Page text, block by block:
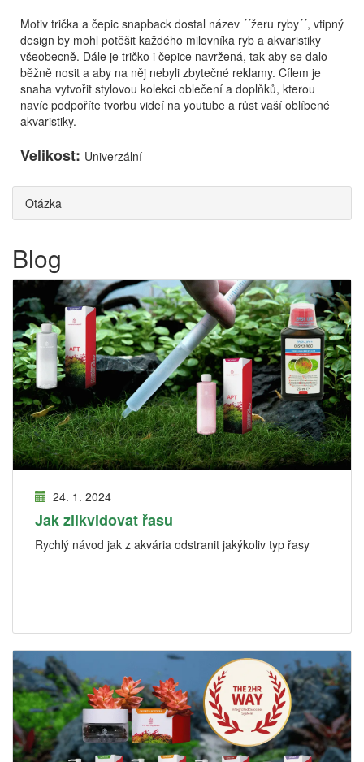
Motiv trička a čepic snapback dostal název ´´žeru ryby´´, vtipný
design by mohl potěšit každého milovníka ryb a akvaristiky
všeobecně. Dále je tričko i čepice navržená, tak aby se dalo
běžně nosit a aby na něj nebyli zbytečné reklamy. Cílem je
snaha vytvořit stylovou kolekci oblečení a doplňků, kterou
navíc podpoříte tvorbu videí na youtube a růst vaší oblíbené
akvaristiky.
Velikost: Univerzální
Otázka
Blog
24. 1. 2024
Jak zlikvidovat řasu
Rychlý návod jak z akvária odstranit jakýkoliv typ řasy